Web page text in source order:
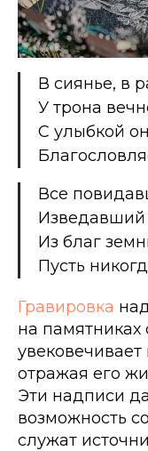
В сиянье, в
У трона
С улыбкой
Все
Изведавший
Из благ
Пусть
Гравировка
на
отражая его
Эти надписи
возможность
служат